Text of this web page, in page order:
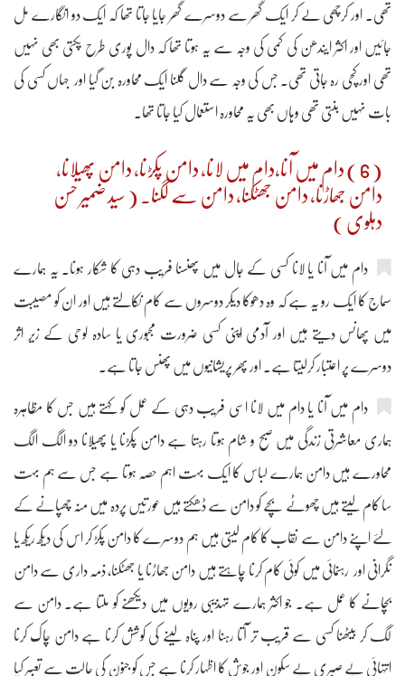
تھی۔ اور کرچھی لے کر ایک گھر سے دوسرے گھر جایا جاتا تھا کہ ایک دو انگارے مل
جائیں اور اکثر ایندھن کی کمی کی وجہ سے یہ ہوتا تھا کہ دال پوری طرح پکتی بھی نہیں
تھی اور کچی رہ جاتی تھی۔ جس کی وجہ سے دال گلنا ایک محاورہ بن گیا اور جہاں کسی کی
بات نہیں بنتی تھی وہاں بھی یہ محاورہ استعمال کیا جاتا تھا۔
( 6 ) دام میں آنا،دام میں لانا، دامن پکڑنا، دامن پھیلانا،
دامن جھاڑنا، دامن جھٹکنا، دامن سے لگنا۔ ( سید ضمیر حسن
دہلوی )
دام میں آنا یا لانا کسی کے جال میں پھنسنا فریب دہی کا شکار ہونا۔ یہ ہمارے
سماج کا ایک رو یہ ہے کہ وہ دھوکا دیکر دوسروں سے کام نکالتے ہیں اور ان کو مصیبت
میں پھانس دیتے ہیں اور آدمی اپنی کسی ضرورت مجبوری یا سادہ لوحی کے زیر اثر
دوسرے پر اعتبار کرلیتا ہے۔ اور پھر پریشانیوں میں پھنس جاتا ہے۔
دام میں آنا یا دام میں لانا اسی فریب دہی کے عمل کو کہتے ہیں جس کا مظاہرہ
ہماری معاشرتی زندگی میں صبح و شام ہوتا رہتا ہے دامن پکڑنا یا پھیلانا دو الگ الگ
محاورے ہیں دامن ہمارے لباس کا ایک بہت اہم حصہ ہوتا ہے جس سے ہم بہت
سا کام لیتے ہیں چھوٹے بچے کو دامن سے ڈھکتے ہیں عورتیں پردہ میں منہ چھپانے کے
لئے اپنے دامن سے نقاب کا کام لیتی ہیں ہم دوسرے کا دامن پکڑ کر اس کی دیکھ ریکھ یا
نگرانی اور رہنمائی میں کوئی کام کرنا چاہتے ہیں دامن جھاڑنا یا جھٹکنا، ذمہ داری سے دامن
بچانے کا عمل ہے۔ جو اکثر ہمارے تہذیبی رویوں میں دیکھنے کو ملتا ہے۔ دامن سے
لگ کر بیٹھنا کسی سے قریب تر آتا رہنا اور پناہ لینے کی کوشش کرنا ہے دامن چاک کرنا
انتہائی بے صبری بے سکون اور جوش کا اظہار کرنا ہے جس کو جنون کی حالت سے تعبیر کیا